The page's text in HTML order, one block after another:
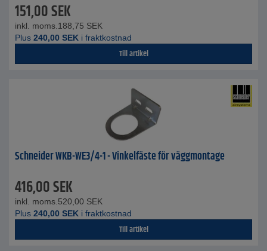
151,00SEK
inkl. moms. 188,75 SEK
Plus 240,00 SEK i fraktkostnad
Till artikel
Schneider WKB-WE3/4-1 - Vinkelfäste för väggmontage
416,00SEK
inkl. moms. 520,00 SEK
Plus 240,00 SEK i fraktkostnad
Till artikel